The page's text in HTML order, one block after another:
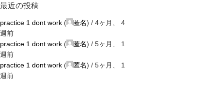
最近の投稿
practice 1 dont work ( 匿名) / 4ヶ月、 4
週前
practice 1 dont work ( 匿名) / 5ヶ月、 1
週前
practice 1 dont work ( 匿名) / 5ヶ月、 1
週前